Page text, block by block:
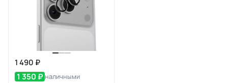
1 490 ₽
1 350 ₽ наличными